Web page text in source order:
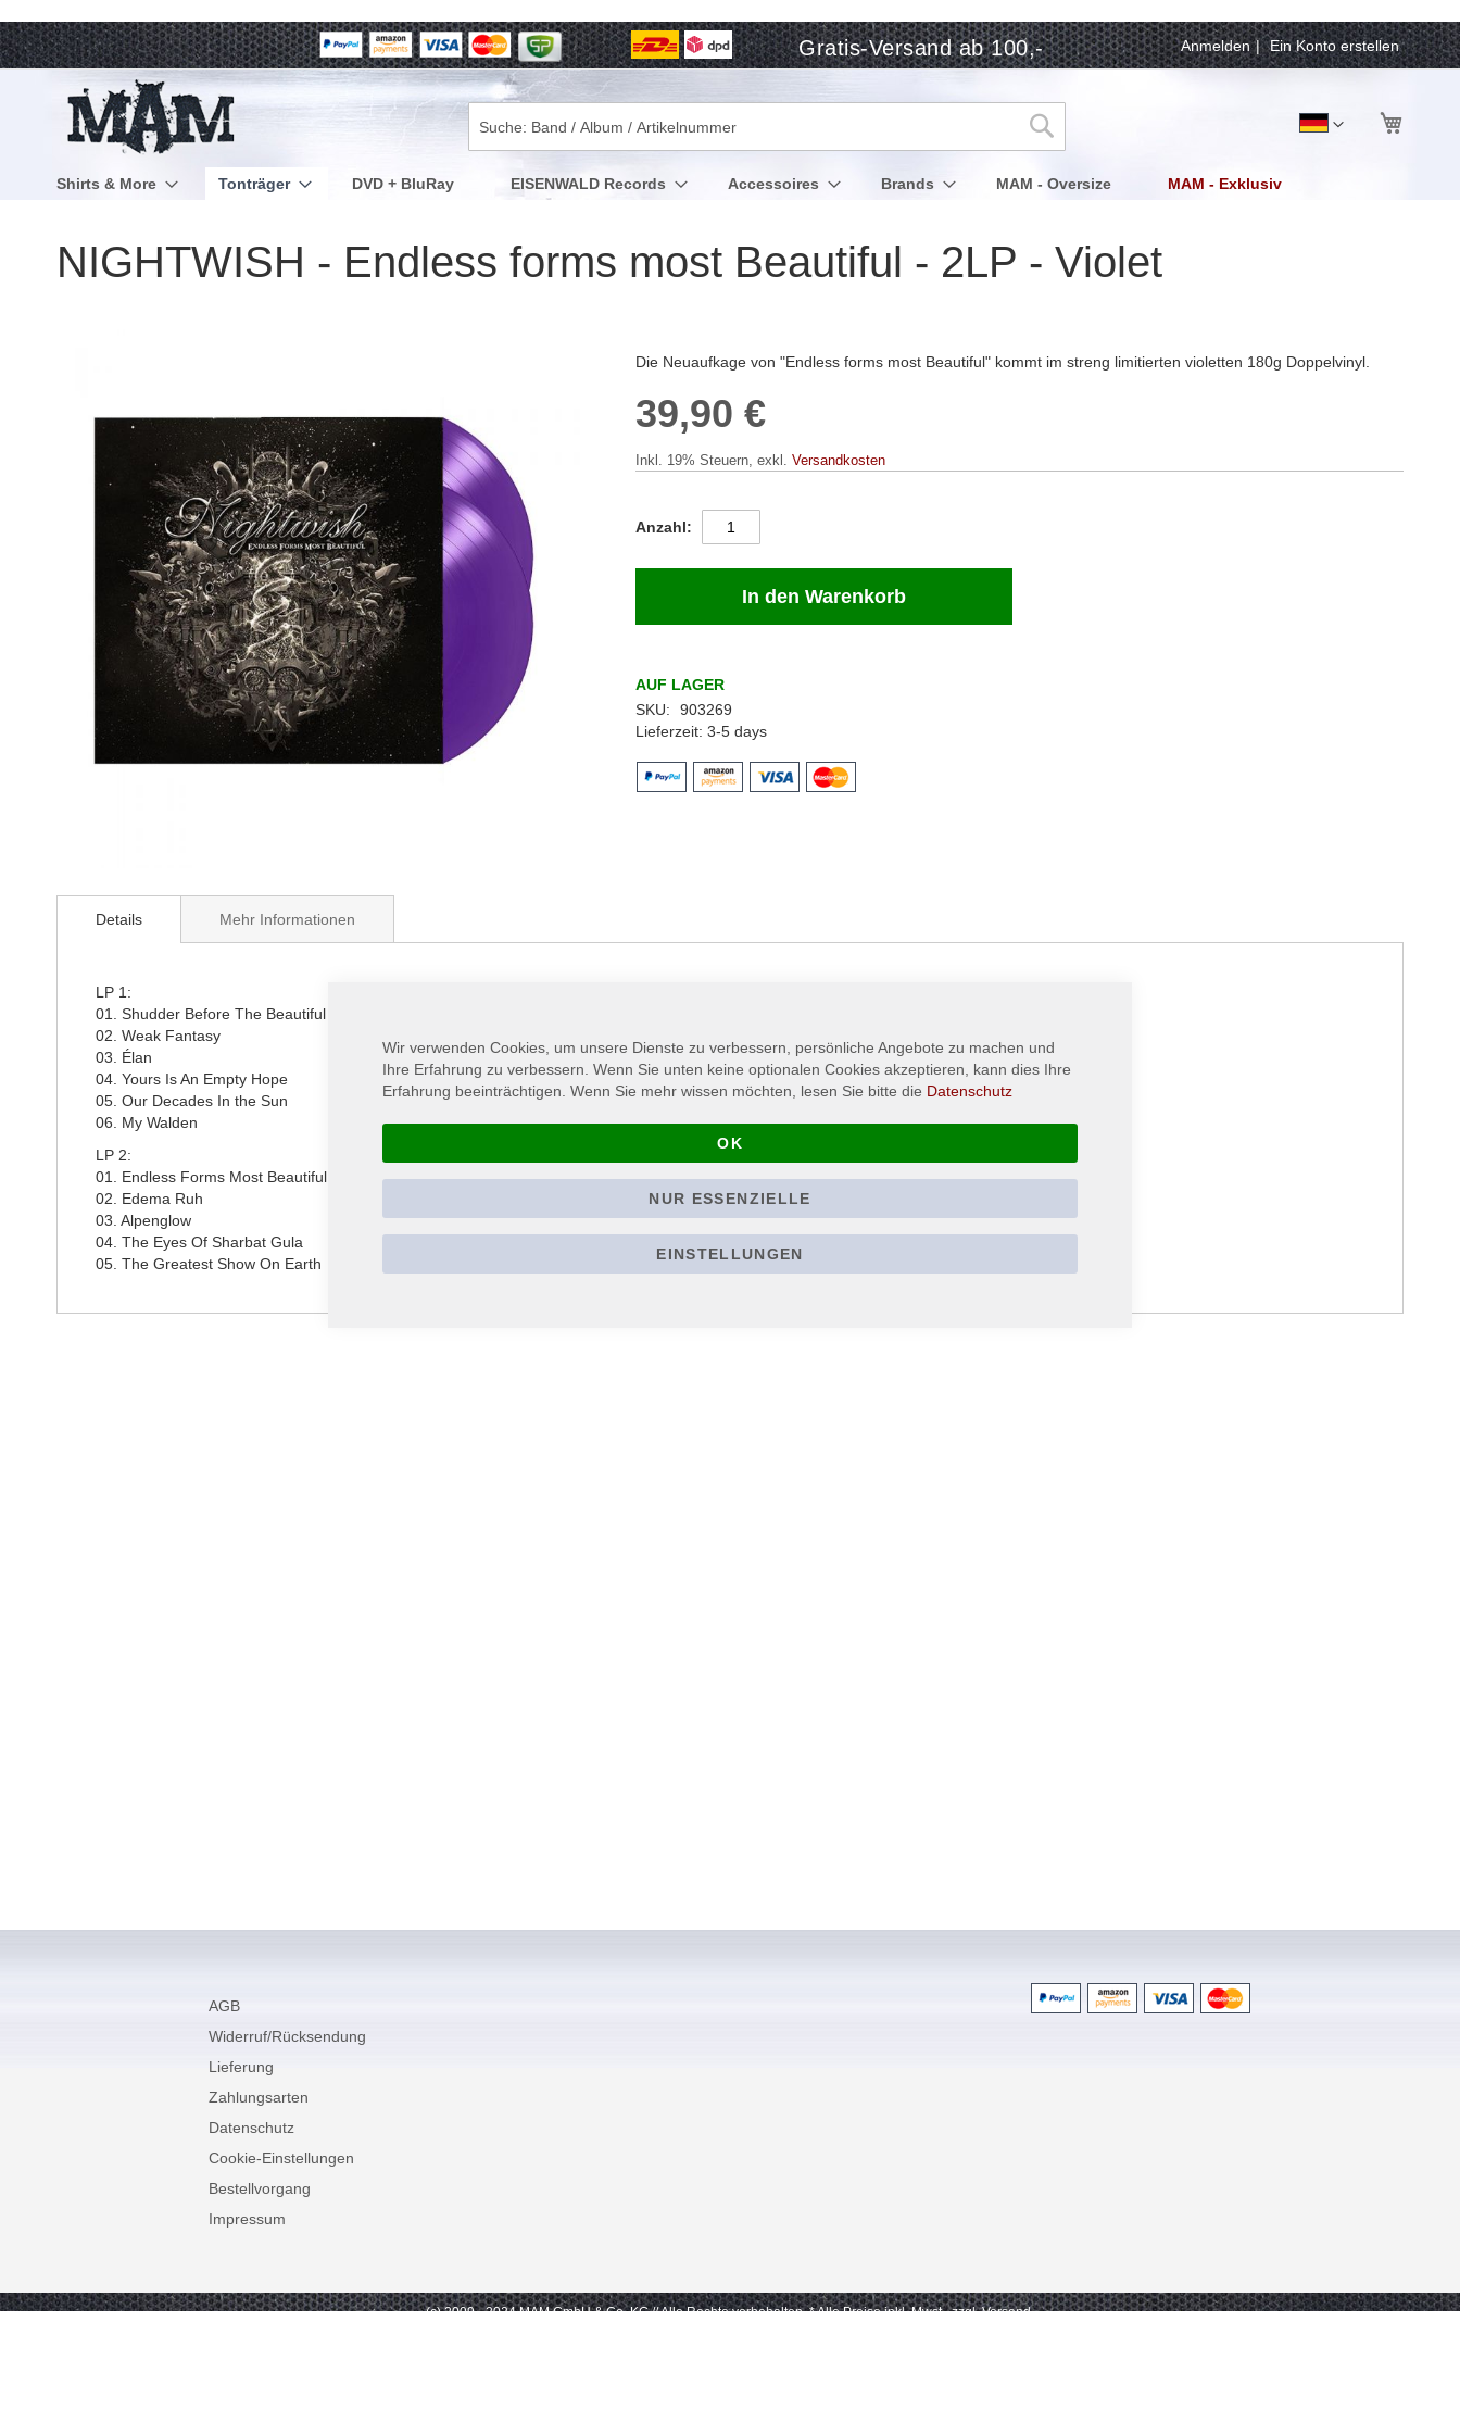
Gratis-Versand ab 100,-
Direkt
Inhalt
Anmelden Ein Konto erstellen
SpracheDeutsch
Suche
Shirts & More
Tonträger DVD + BluRay EISENWALD Records Accessoires Brands MAM - Oversize MAM - Exklusiv
NIGHTWISH - Endless forms most Beautiful - 2LP - Violet
Die Neuaufkage von "Endless forms most Beautiful" kommt im streng limitierten violetten 180g Doppelvinyl.
39,90 €
Inkl. 19% Steuern,exkl.Versandkosten
Anzahl
In den Warenkorb
AUF LAGER
SKU
903269
Lieferzeit 3-5 days
springen
Anfang
Details
LP 1:
01. Shudder Before The Beautiful
02. Weak Fantasy
03. Élan
04. Yours Is An Empty Hope
05. Our Decades In the Sun
06. My Walden
LP 2:
01. Endless Forms Most Beautiful
02. Edema Ruh
03. Alpenglow
04. The Eyes Of Sharbat Gula
05. The Greatest Show On Earth
Mehr Informationen
AGB
Widerruf/Rücksendung
Lieferung
Zahlungsarten
Datenschutz
Cookie-Einstellungen
Bestellvorgang
Impressum
(c) 2009 - 2024 MAM GmbH & Co. KG // Alle Rechte vorbehalten. * Alle Preise inkl. Mwst., zzgl. Versand.
Wir verwenden Cookies, um unsere Dienste zu verbessern, persönliche Angebote zu machen und
Ihre Erfahrung zu verbessern. Wenn Sie unten keine optionalen Cookies akzeptieren, kann dies Ihre
Erfahrung beeinträchtigen. Wenn Sie mehr wissen möchten, lesen Sie bitte die Datenschutz
OK
NUR ESSENZIELLE
EINSTELLUNGEN